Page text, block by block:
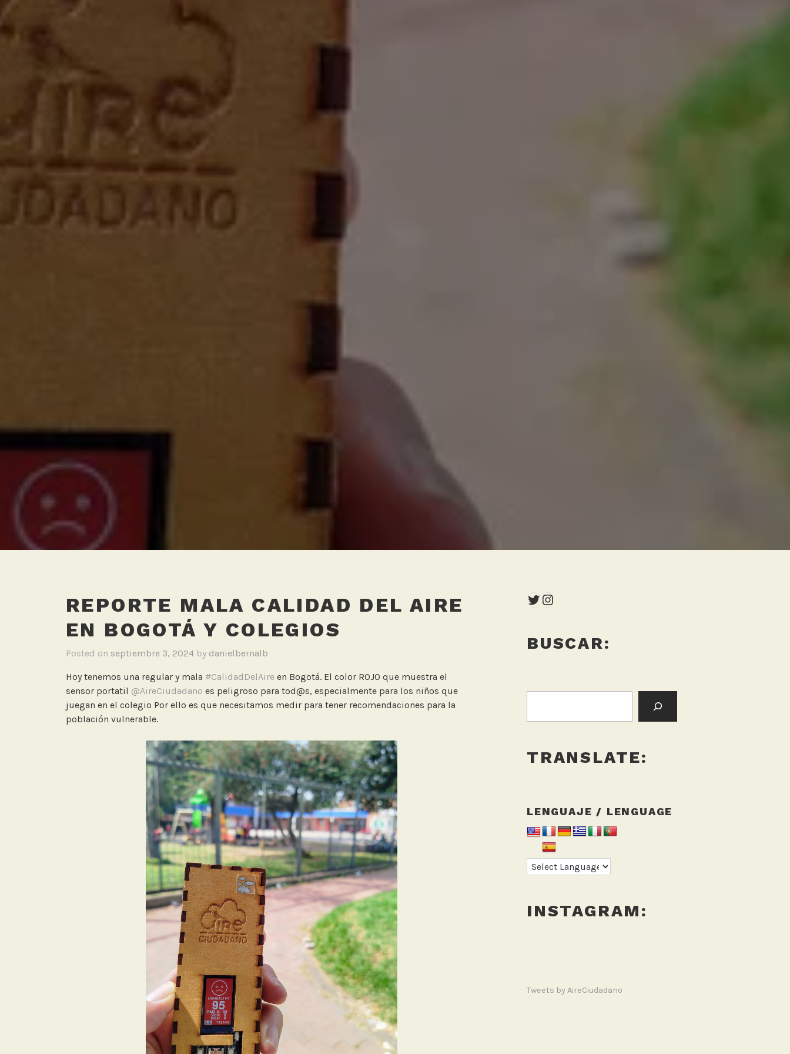
REPORTE MALA CALIDAD DEL AIRE
EN BOGOTÁ Y COLEGIOS
Posted on septiembre 3, 2024 by danielbernalb
Hoy tenemos una regular y mala #CalidadDelAire en Bogotá. El color ROJO que muestra el
sensor portatil @AireCiudadano es peligroso para tod@s, especialmente para los niños que
juegan en el colegio Por ello es que necesitamos medir para tener recomendaciones para la
población vulnerable.
Twitter
Instagram
BUSCAR:
TRANSLATE:
LENGUAJE / LENGUAGE
INSTAGRAM:
Tweets by AireCiudadano